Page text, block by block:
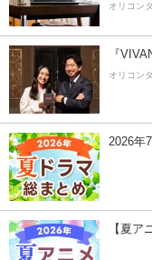
オリコン
『
オリコン
2026年
【夏ア